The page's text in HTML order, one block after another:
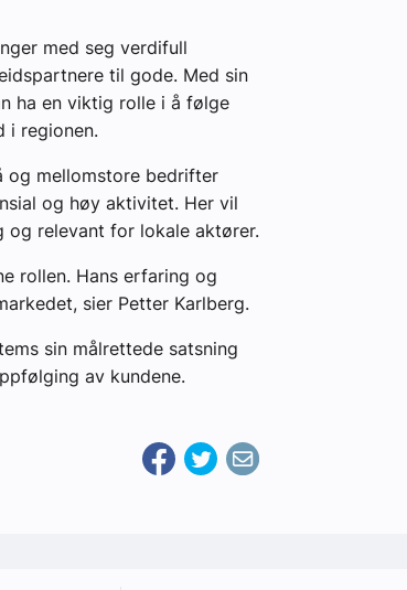
med seg verdifull
til gode. Med sin
ha en viktig rolle i å følge
i regionen.
og mellomstore bedrifter
og høy aktivitet. Her vil
og relevant for lokale aktører.
rollen. Hans erfaring og
sier Petter Karlberg.
sin målrettede satsning
av kundene.